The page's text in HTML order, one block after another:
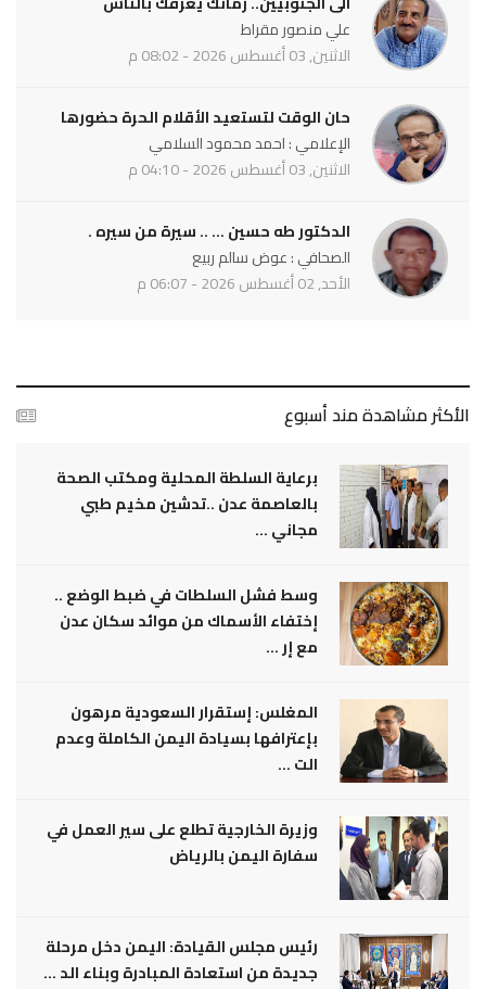
علي منصور مقراط
الاثنين, 03 أغسطس 2026 - 08:02 م
حان الوقت لتستعيد الأقلام الحرة حضورها
الإعلامي : احمد محمود السلامي
الاثنين, 03 أغسطس 2026 - 04:10 م
الدكتور طه حسين ... .. سيرة من سيره .
الصحافي : عوض سالم ربيع
الأحد, 02 أغسطس 2026 - 06:07 م
الأكثر مشاهدة مند أسبوع
برعاية السلطة المحلية ومكتب الصحة
بالعاصمة عدن ..تدشين مخيم طبي
مجاني ...
وسط فشل السلطات في ضبط الوضع ..
إختفاء الأسماك من موائد سكان عدن
مع إر ...
المغلس: إستقرار السعودية مرهون
بإعترافها بسيادة اليمن الكاملة وعدم
الت ...
وزيرة الخارجية تطلع على سير العمل في
سفارة اليمن بالرياض
رئيس مجلس القيادة: اليمن دخل مرحلة
جديدة من استعادة المبادرة وبناء الد ...